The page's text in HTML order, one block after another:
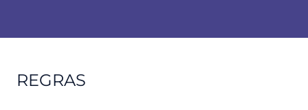
REGRAS